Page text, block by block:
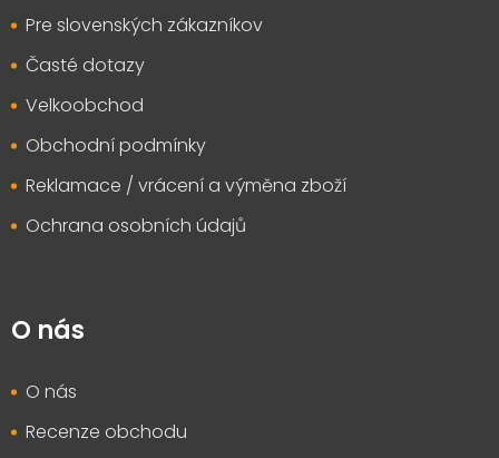
Pre slovenských zákazníkov
Časté dotazy
Velkoobchod
Obchodní podmínky
Reklamace / vrácení a výměna zboží
Ochrana osobních údajů
O nás
O nás
Recenze obchodu